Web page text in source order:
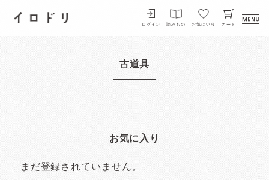
イロドリ
ログイン 読みもの お気にいり カート
古道具
お気に入り
まだ登録されていません。